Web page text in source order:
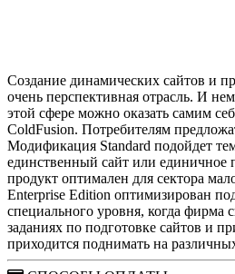
Создание динамических сайтов и
очень перспективная отрасль. И
этой сфере можно оказать самим
ColdFusion. Потребителям
Модификация Standard подойдет
единственный сайт или единичное
продукт оптимален для сектора
Enterprise Edition оптимизирован
специального уровня, когда фирма
заданиях по подготовке сайтов и
приходится поднимать на